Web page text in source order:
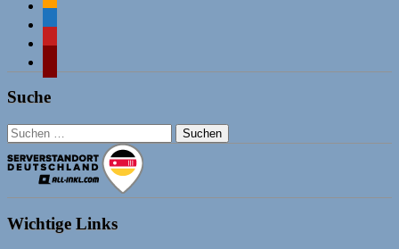
Suche
Suchen
nach:
Wichtige Links